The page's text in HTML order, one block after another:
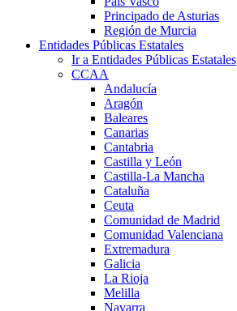
Principado de Asturias
Región de Murcia
Entidades Públicas Estatales
Ir a Entidades Públicas Estatales
CCAA
Andalucía
Aragón
Baleares
Canarias
Cantabria
Castilla y León
Castilla-La Mancha
Cataluña
Ceuta
Comunidad de Madrid
Comunidad Valenciana
Extremadura
Galicia
La Rioja
Melilla
Navarra